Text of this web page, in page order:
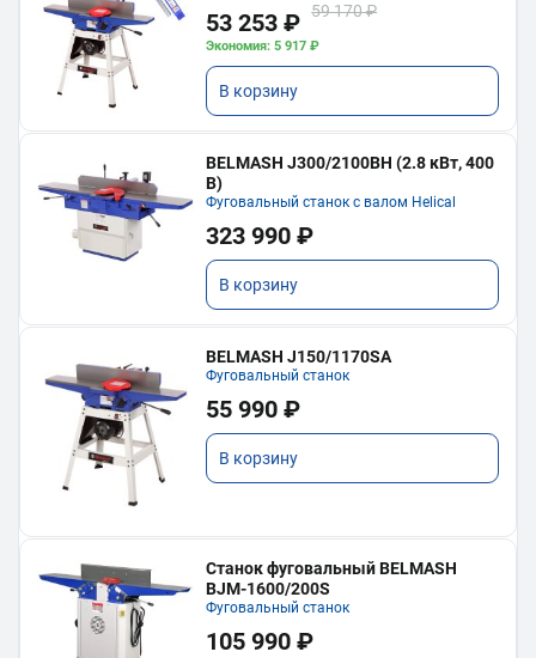
53 253 ₽ 59 170 ₽
Экономия: 5 917 ₽
В корзину
BELMASH J300/2100ВH (2.8 кВт, 400
В)
Фуговальный станок с валом Helical
323 990 ₽
В корзину
BELMASH J150/1170SA
Фуговальный станок
55 990 ₽
В корзину
Станок фуговальный BELMASH
BJM-1600/200S
Фуговальный станок
105 990 ₽